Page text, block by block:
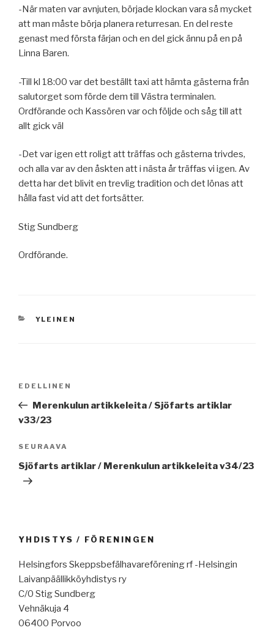
-När maten var avnjuten, började klockan vara så mycket
att man måste börja planera returresan. En del reste
genast med första färjan och en del gick ännu på en på
Linna Baren.
-Till kl 18:00 var det beställt taxi att hämta gästerna från
salutorget som förde dem till Västra terminalen.
Ordförande och Kassören var och följde och såg till att
allt gick väl
-Det var igen ett roligt att träffas och gästerna trivdes,
och alla var av den åskten att i nästa år träffas vi igen. Av
detta har det blivit en trevlig tradition och det lönas att
hålla fast vid att det fortsätter.
Stig Sundberg
Ordförande.
KATEGORIAT
YLEINEN
Edellinen
artikkeli
EDELLINEN
Merenkulun artikkeleita / Sjöfarts artiklar
v33/23
Seuraava
artikkeli
SEURAAVA
Sjöfarts artiklar / Merenkulun artikkeleita v34/23
YHDISTYS / FÖRENINGEN
Helsingfors Skeppsbefälhavareförening rf -Helsingin
Laivanpäällikköyhdistys ry
C/0 Stig Sundberg
Vehnäkuja 4
06400 Porvoo